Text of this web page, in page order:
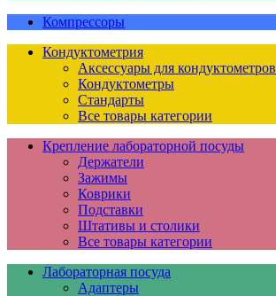
Компрессоры
Кондуктометрия
Аксессуары для кондуктометров
Кондуктометры
Стандарты
Все товары категории
Крепление лабораторной посуды
Держатели
Зажимы
Коврики
Подставки
Штативы и столики
Все товары категории
Лабораторная посуда
Адаптеры